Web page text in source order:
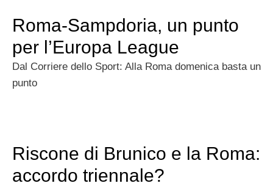
Roma-Sampdoria, un punto
per l’Europa League
Dal Corriere dello Sport: Alla Roma domenica basta un
punto
Riscone di Brunico e la Roma:
accordo triennale?